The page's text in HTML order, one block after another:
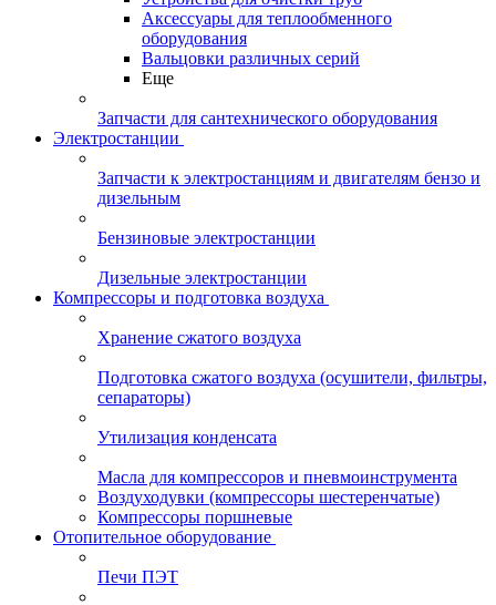
Аксессуары для теплообменного
оборудования
Вальцовки различных серий
Еще
Запчасти для сантехнического оборудования
Электростанции
Запчасти к электростанциям и двигателям бензо и
дизельным
Бензиновые электростанции
Дизельные электростанции
Компрессоры и подготовка воздуха
Хранение сжатого воздуха
Подготовка сжатого воздуха (осушители, фильтры,
сепараторы)
Утилизация конденсата
Масла для компрессоров и пневмоинструмента
Воздуходувки (компрессоры шестеренчатые)
Компрессоры поршневые
Отопительное оборудование
Печи ПЭТ